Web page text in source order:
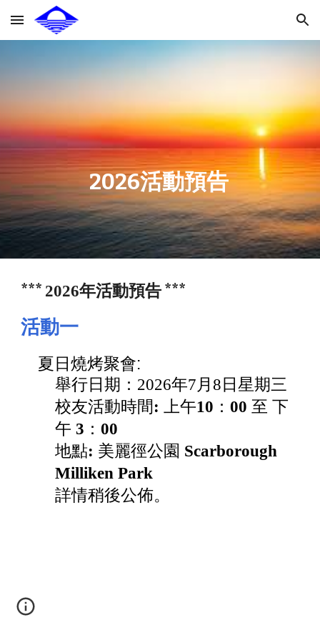
Skip to main content Skip to navigation
2026活動預告
*** 2026年活動預告 ***
活動一
夏日燒烤聚會:
舉行日期：2026年7月8日星期三
校友活動時間 :上午10 ：00 至 下
午3 ：00
地點: 美麗徑公園 Scarborough
Milliken Park
詳情稍後公佈。